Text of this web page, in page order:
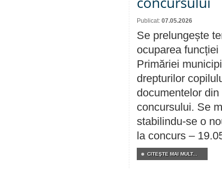
Publicat: 07.05.2026
Se prelungește
ocuparea
Primăriei
drepturilor
documentelor
concursului. Se
stabilindu-se o
la concurs –
CITEŞTE MAI MULT...